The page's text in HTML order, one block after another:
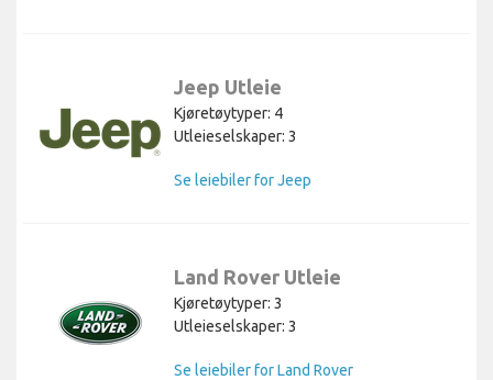
Jeep Utleie
Kjøretøytyper: 4
Utleieselskaper: 3
Se leiebiler for Jeep
Land Rover Utleie
Kjøretøytyper: 3
Utleieselskaper: 3
Se leiebiler for Land Rover